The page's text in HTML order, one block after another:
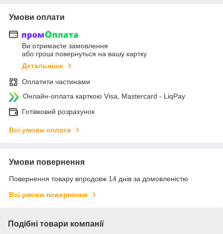
Умови оплати
Ви отримаєте замовлення
або гроші повернуться на вашу картку
Детальніше
Оплатити частинами
Онлайн-оплата карткою Visa, Mastercard - LiqPay
Готівковий розрахунок
Всі умови оплати
Умови повернення
Повернення товару впродовж 14 днів за домовленістю
Всі умови повернення
Подібні товари компанії